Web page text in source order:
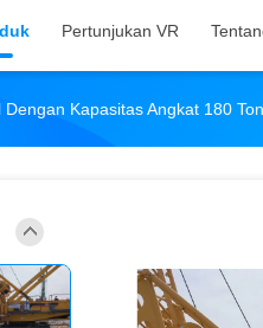
Pertunjukan VR
Kapasitas Angkat 180